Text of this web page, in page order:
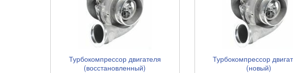
Турбокомпрессор двигателя
(восстановленный)
Турбокомпрессор
(новый)